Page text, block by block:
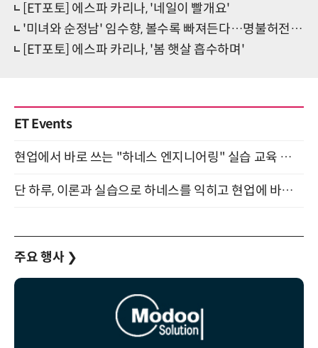
[ET포토] 에스파 카리나, '네일이 빨개요'
'미녀와 순정남' 임수향, 볼수록 빠져든다…명불허전 존재甲
[ET포토] 에스파 카리나, '봄 햇살 흡수하며'
ET Events
현업에서 바로 쓰는 "하네스 엔지니어링" 실습 교육 워크숍 8월 20일 개최
단 하루, 이론과 실습으로 하네스를 익히고 현업에 바로 쓰는 핸즈온 워크숍 (8/20)
주요 행사 ❯